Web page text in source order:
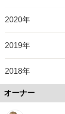
2020年
2019年
2018年
オーナー